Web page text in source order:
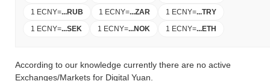
1 ECNY=...RUB 1 ECNY=...ZAR 1 ECNY=...TRY
1 ECNY=...SEK 1 ECNY=...NOK 1 ECNY=...ETH
According to our knowledge currently there are no active
Exchanges/Markets for Digital Yuan.